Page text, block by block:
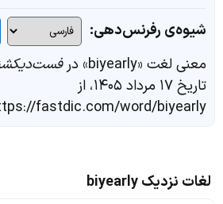
شیوه‌ی رفرنس‌دهی:
معنی لغت «biyearly» در
تاریخ ۱۷ مرداد ۱۴۰۵، از
fastdic.com/word/biyearly
لغات نزدیک biyearly